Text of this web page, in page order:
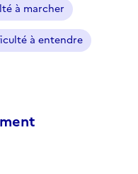
à marcher
à entendre